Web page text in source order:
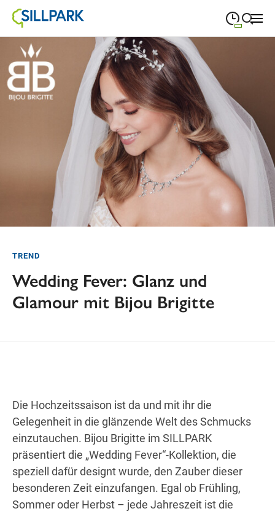
Suche schließen
Montag
MONTAG
Dienstag
DIENSTAG 09:00
09:00 19:00
Donnerstag
DONNERSTAG 09:00—
09:00—19:00
Samstag
SAMSTAG 09:00— 18:00
TREND
Wedding Fever: Glanz und
Glamour mit Bijou Brigitte
Die Hochzeitssaison ist da und mit ihr die
Gelegenheit in die glänzende Welt des Schmucks
einzutauchen. Bijou Brigitte im SILLPARK
präsentiert die „Wedding Fever“-Kollektion, die
speziell dafür designt wurde, den Zauber dieser
besonderen Zeit einzufangen. Egal ob Frühling,
Sommer oder Herbst – jede Jahreszeit ist die